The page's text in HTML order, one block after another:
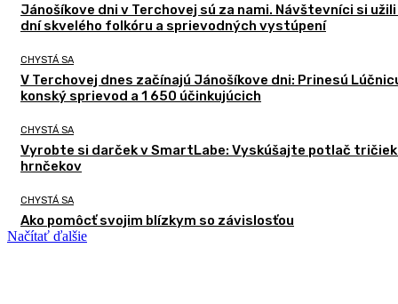
Jánošíkove dni v Terchovej sú za nami. Návštevníci si
dní skvelého folkóru a sprievodných vystúpení
CHYSTÁ SA
V Terchovej dnes začínajú Jánošíkove dni: Prinesú
konský sprievod a 1 650 účinkujúcich
CHYSTÁ SA
Vyrobte si darček v SmartLabe: Vyskúšajte potlač tričiek
hrnčekov
CHYSTÁ SA
Ako pomôcť svojim blízkym so závislosťou
Načítať ďalšie